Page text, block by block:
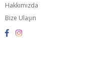
Hakkımızda
Bize Ulaşın